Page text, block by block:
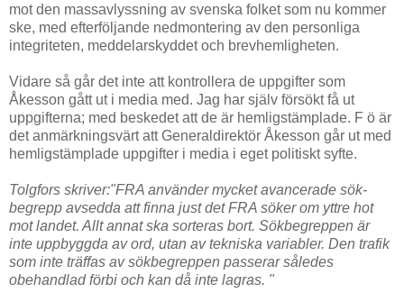
mot den massavlyssning av svenska folket som nu kommer
ske, med efterföljande nedmontering av den personliga
integriteten, meddelarskyddet och brevhemligheten.
Vidare så går det inte att kontrollera de uppgifter som
Åkesson gått ut i media med. Jag har själv försökt få ut
uppgifterna; med beskedet att de är hemligstämplade. F ö är
det anmärkningsvärt att Generaldirektör Åkesson går ut med
hemligstämplade uppgifter i media i eget politiskt syfte.
Tolgfors skriver:"FRA använder mycket avancerade sök­
begrepp avsedda att finna just det FRA söker om yttre hot
mot landet. Allt annat ska sorteras bort. Sökbegreppen är
inte uppbyggda av ord, utan av tekniska variabler. Den trafik
som inte träffas av sökbegreppen passerar således
obehandlad förbi och kan då inte lagras. "